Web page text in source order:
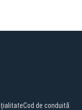
Cod de conduită